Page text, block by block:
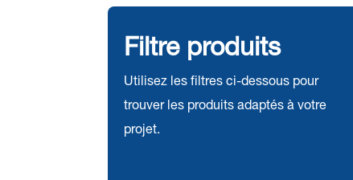
Filtre produits
Utilisez les filtres ci-dessous pour
trouver les produits adaptés à votre
projet.